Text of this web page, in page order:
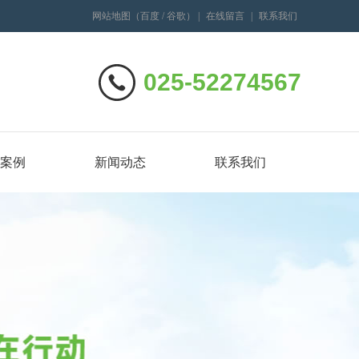
网站地图 （百度 / 谷歌 ） 在线留言 联系我们
025-52274567
例 新闻动态 联系我们